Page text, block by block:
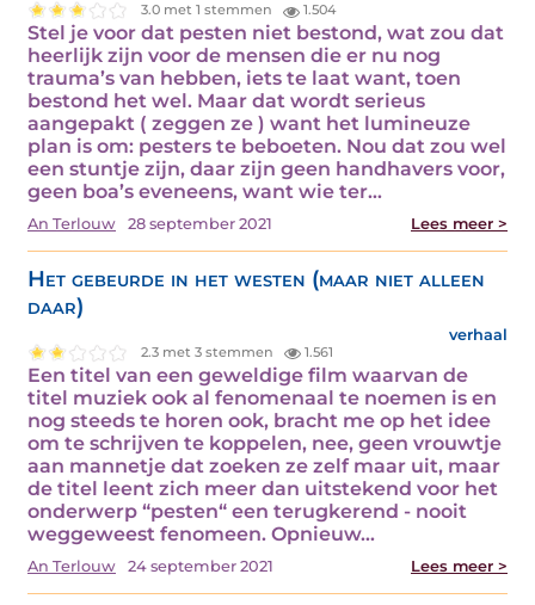
3.0 met 1 stemmen 1.504
Stel je voor dat pesten niet bestond, wat zou dat
heerlijk zijn voor de mensen die er nu nog
trauma’s van hebben, iets te laat want, toen
bestond het wel. Maar dat wordt serieus
aangepakt ( zeggen ze ) want het lumineuze
plan is om: pesters te beboeten. Nou dat zou wel
een stuntje zijn, daar zijn geen handhavers voor,
geen boa’s eveneens, want wie ter…
An Terlouw 28 september 2021 Lees meer >
Het gebeurde in het westen (maar niet alleen
daar)
verhaal
2.3 met 3 stemmen 1.561
Een titel van een geweldige film waarvan de
titel muziek ook al fenomenaal te noemen is en
nog steeds te horen ook, bracht me op het idee
om te schrijven te koppelen, nee, geen vrouwtje
aan mannetje dat zoeken ze zelf maar uit, maar
de titel leent zich meer dan uitstekend voor het
onderwerp “pesten“ een terugkerend - nooit
weggeweest fenomeen. Opnieuw…
An Terlouw 24 september 2021 Lees meer >